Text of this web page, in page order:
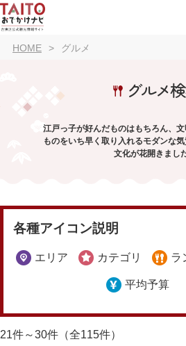
HOME グルメ
グルメ
江戸っ子が好んだものはもちろん、
ものをいち早く取り入れるモダンな
文化が花開きました
各種アイコン説明
エリア カテゴリ ラ
平均予算
21件～30件（全115件）